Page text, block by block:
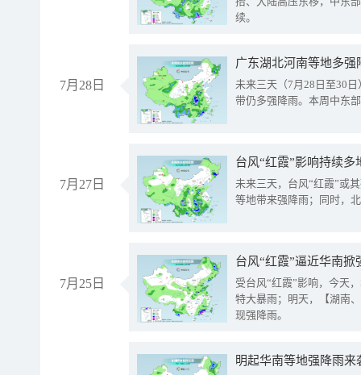
续。
7月28日
广东湖北河南等地多
未来三天（7月28日至30
带仍多强降雨。本周中东
7月27日
台风“红霞”影响持续
未来三天，台风“红霞”或
等地带来强降雨；同时，
7月25日
台风“红霞”逼近华南
受台风“红霞”影响，今天
特大暴雨；明天，【湖南
现强降雨。
明起华南等地强降雨